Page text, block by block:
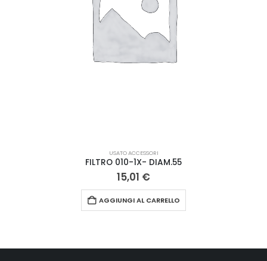
USATO ACCESSORI
FILTRO 010-1X- DIAM.55
15,01 €
AGGIUNGI AL CARRELLO